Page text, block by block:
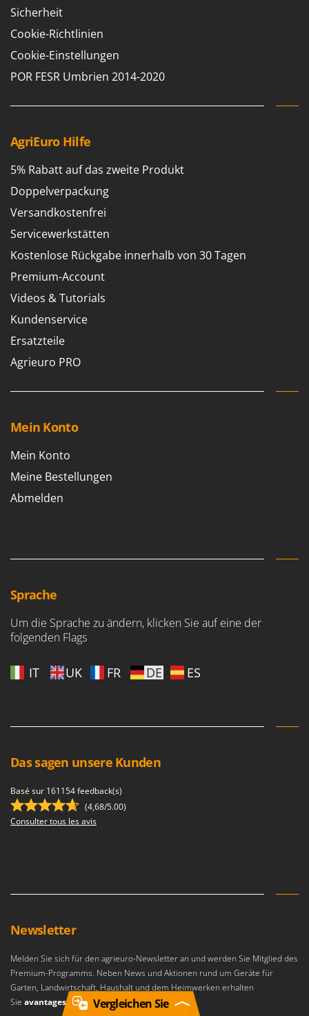
Sicherheit
Cookie-Richtlinien
Cookie-Einstellungen
POR FESR Umbrien 2014-2020
AgriEuro Hilfe
5% Rabatt auf das zweite Produkt
Doppelverpackung
Versandkostenfrei
Servicewerkstätten
Kostenlose Rückgabe innerhalb von 30 Tagen
Premium-Account
Videos & Tutorials
Kundenservice
Ersatzteile
Agrieuro PRO
Mein Konto
Mein Konto
Meine Bestellungen
Abmelden
Sprache
Um die Sprache zu ändern, klicken Sie auf eine der
folgenden Flags
IT UK FR DE ES
Das sagen unsere Kunden
Basé sur 161154 feedback(s)
(4,68/5.00)
Consulter tous les avis
Newsletter
Melden Sie sich für den agrieuro-Newsletter an und werden Sie Mitglied des
Premium-Programms. Neben News und Aktionen rund um Geräte für
Garten, Landwirtschaft, Haushalt und dem Heimwerken erhalten
Sie avantages exclusifs.
Vergleichen Sie